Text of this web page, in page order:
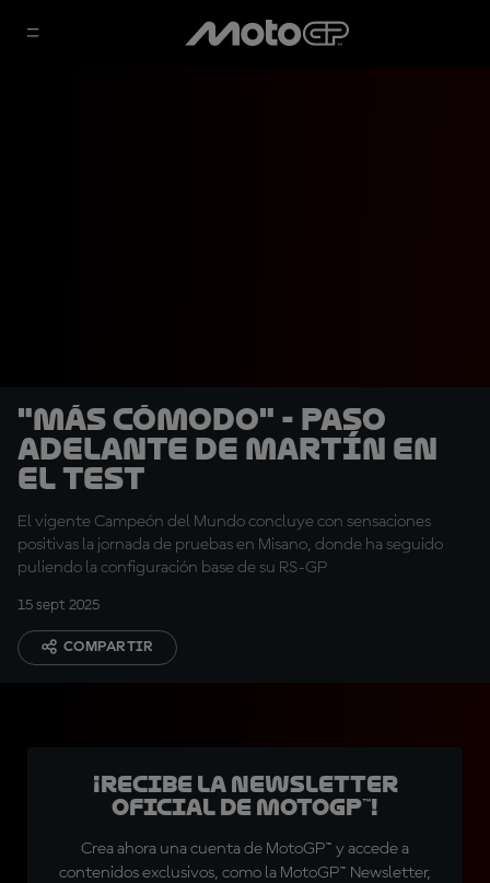
"Más cómodo" - Paso
adelante de Martín en
el Test
El vigente Campeón del Mundo concluye con sensaciones
positivas la jornada de pruebas en Misano, donde ha seguido
puliendo la configuración base de su RS-GP
15 sept 2025
COMPARTIR
¡Recibe la Newsletter
oficial de MotoGP™!
Crea ahora una cuenta de MotoGP™ y accede a
contenidos exclusivos, como la MotoGP™ Newsletter,